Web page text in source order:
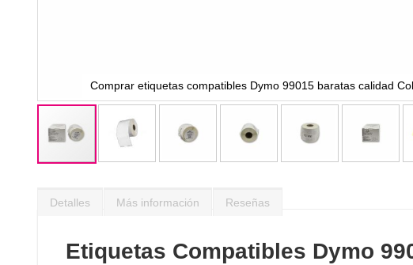
Comprar etiquetas compatibles Dymo 99015 baratas calidad
comienzo
galería
Detalles
Etiquetas Compatibles Dymo
Más información Reseñas